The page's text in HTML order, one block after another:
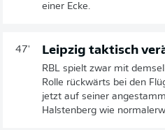
einer Ecke.
47' Leipzig taktisch
RBL spielt zwar mit
Rolle rückwärts bei den
jetzt auf seiner
Halstenberg wie